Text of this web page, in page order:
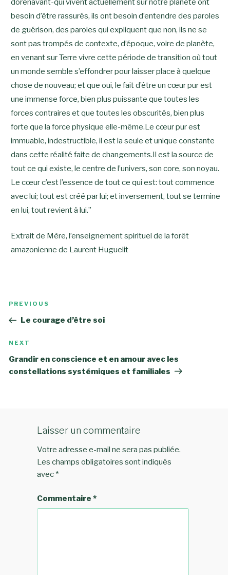
dorénavant-qui vivent actuellement sur notre planète ont
besoin d’être rassurés, ils ont besoin d’entendre des paroles
de guérison, des paroles qui expliquent que non, ils ne se
sont pas trompés de contexte, d’époque, voire de planète,
en venant sur Terre vivre cette période de transition où tout
un monde semble s’effondrer pour laisser place à quelque
chose de nouveau; et que oui, le fait d’être un cœur pur est
une immense force, bien plus puissante que toutes les
forces contraires et que toutes les obscurités, bien plus
forte que la force physique elle-même.Le cœur pur est
immuable, indestructible, il est la seule et unique constante
dans cette réalité faite de changements.Il est la source de
tout ce qui existe, le centre de l’univers, son core, son noyau.
Le cœur c’est l’essence de tout ce qui est: tout commence
avec lui; tout est créé par lui; et inversement, tout se termine
en lui, tout revient à lui.”
Extrait de Mère, l’enseignement spirituel de la forêt
amazonienne de Laurent Huguelit
l’article
Previous
Post
PREVIOUS
Le courage d’être soi
Next
Post
NEXT
Grandir en conscience et en amour avec les
constellations systémiques et familiales
Laisser un commentaire
Votre adresse e-mail ne sera pas publiée.
Les champs obligatoires sont indiqués
avec *
Commentaire*